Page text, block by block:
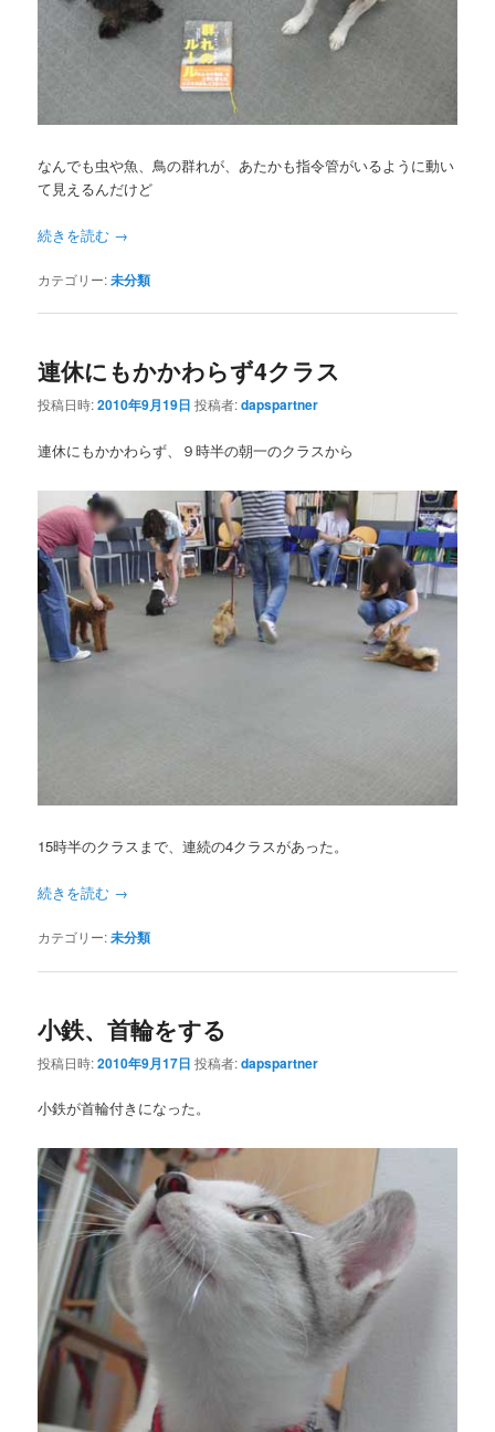
なんでも虫や魚、鳥の群れが、あたかも指令管がいるように動い
て見えるんだけど
続きを読む →
カテゴリー:未分類
連休にもかかわらず4クラス
投稿日時:2010年9月19日 投稿者:dapspartner
連休にもかかわらず、９時半の朝一のクラスから
15時半のクラスまで、連続の4クラスがあった。
続きを読む →
カテゴリー:未分類
小鉄、首輪をする
投稿日時:2010年9月17日 投稿者:dapspartner
小鉄が首輪付きになった。